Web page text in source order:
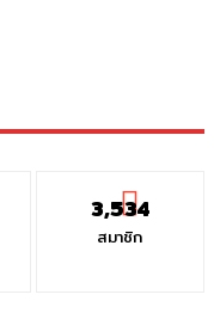
3,534
สมาชิก